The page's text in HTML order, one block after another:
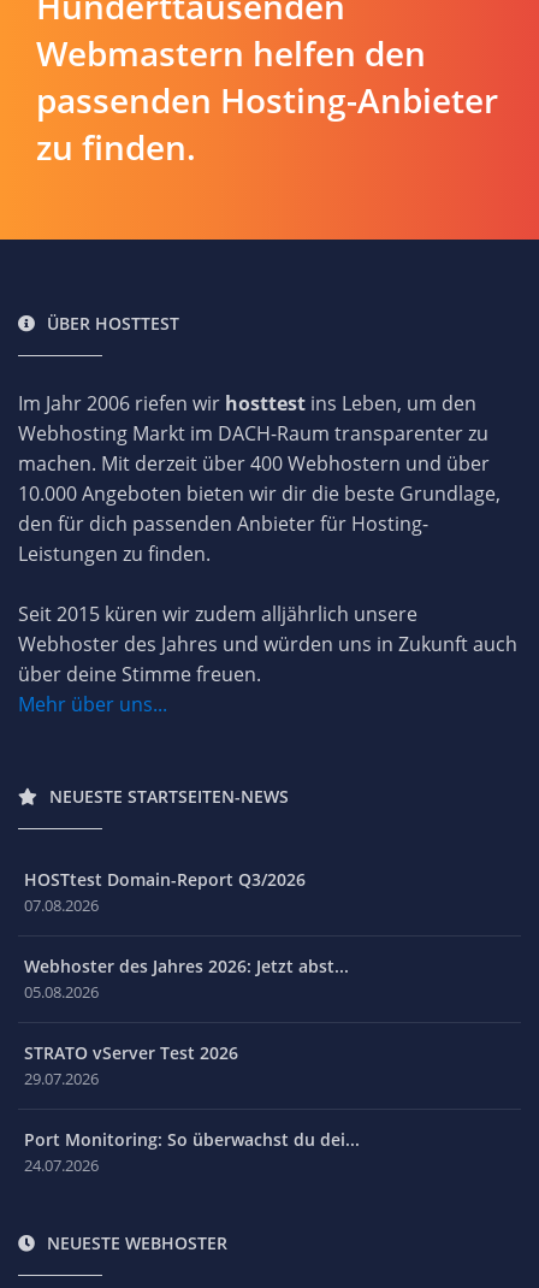
Webmastern helfen den
passenden Hosting-Anbieter
zu finden.
ÜBER HOSTTEST
Im Jahr 2006 riefen wir hosttest ins Leben, um den
Webhosting Markt im DACH-Raum transparenter zu
machen. Mit derzeit über 400 Webhostern und über
10.000 Angeboten bieten wir dir die beste Grundlage,
den für dich passenden Anbieter für Hosting-
Leistungen zu finden.
Seit 2015 küren wir zudem alljährlich unsere
Webhoster des Jahres und würden uns in Zukunft auch
über deine Stimme freuen.
Mehr über uns...
NEUESTE STARTSEITEN-NEWS
HOSTtest Domain-Report Q3/2026
07.08.2026
Webhoster des Jahres 2026: Jetzt abst...
05.08.2026
STRATO vServer Test 2026
29.07.2026
Port Monitoring: So überwachst du dei...
24.07.2026
NEUESTE WEBHOSTER